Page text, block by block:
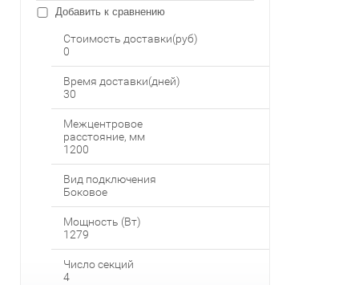
Добавить к сравнению
Стоимость доставки(руб)
0
Время доставки(дней)
30
Межцентровое
расстояние, мм
1200
Вид подключения
Боковое
Мощность (Вт)
1279
Число секций
4